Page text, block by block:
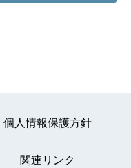
個人情報保護方針
関連リンク